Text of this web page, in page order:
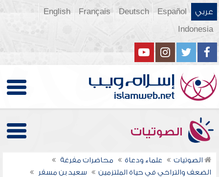
عربي Español
Deutsch
Français
English
Indonesia
الصوتيات
الصوتيات علماء ودعاة
محاضرات مفرغة
الضعف والتراخي في حياة الملتزمين
سعيد بن مسفر